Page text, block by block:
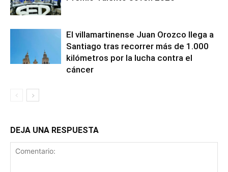
El villamartinense Juan Orozco llega a
Santiago tras recorrer más de 1.000
kilómetros por la lucha contra el
cáncer
DEJA UNA RESPUESTA